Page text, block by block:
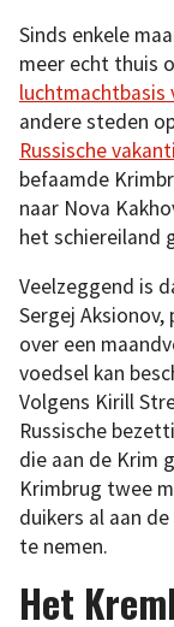
Sinds enkele
meer echt thuis
luchtmachtbasis
andere steden
Russische
befaamde
naar Nova
het schiereiland
Veelzeggend is
Sergej
over een
voedsel kan
Volgens Kirill
Russische
die aan de Krim
Krimbrug twee
duikers al aan
te nemen.
Het